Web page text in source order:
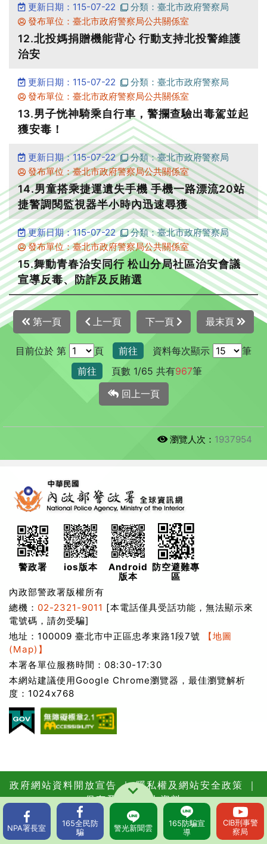
更新日期：115-07-22
分類：臺北市政府警察局
發布單位：臺北市政府警察局公共關係室
12.北投媽捐贈機能背心 行動支持北投警維護
治安
更新日期：115-07-22
分類：臺北市政府警察局
發布單位：臺北市政府警察局公共關係室
13.男子恍神騎乘自行車，警攔查驗出毒駕並起
獲安毒！
更新日期：115-07-22
分類：臺北市政府警察局
發布單位：臺北市政府警察局公共關係室
14.男童搭乘捷運遺失手機 手機一路漂流20站
捷警調閱監視器半小時內迅速尋獲
更新日期：115-07-22
分類：臺北市政府警察局
發布單位：臺北市政府警察局公共關係室
15.舞動青春治安同行 松山分局社區治安會議
宣導反毒、防詐及反賄選
第一頁 上一頁 下一頁 最末頁
目前位於 第 頁 前往 資料每次顯示
筆
前往
頁數 1/65 共有967筆
回上一頁
瀏覽人次： 1937954
警政署 ios版本
Android
版本
防空避難專
區
內政部警政署版權所有
總機： 02-2321-9011 [本電話僅具受話功能，無法顯示來
電號碼，請勿受騙]
地址：100009 臺北市中正區忠孝東路1段7號
【地圖
(Map)】
本署各單位服務時間：08:30-17:30
本網站建議使用Google Chrome瀏覽器，最佳瀏覽解析
度：1024x768
政府網站資料開放宣告 ｜隱私權及網站安全政策 ｜
保有及管理個人資料
更新日期：115年08月07日
瀏覽人次：
62585793
NPA署長室 165全民防
騙
警光新聞雲 165防騙宣
導
CIB刑事警
察局